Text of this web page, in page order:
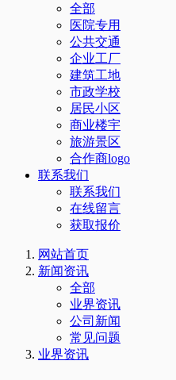
全部
医院专用
公共交通
企业工厂
建筑工地
市政学校
居民小区
商业楼宇
旅游景区
合作商logo
联系我们
联系我们
在线留言
获取报价
网站首页
新闻资讯
全部
业界资讯
公司新闻
常见问题
业界资讯